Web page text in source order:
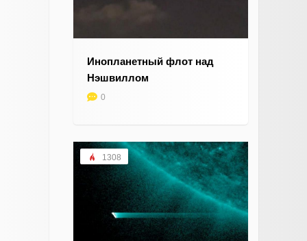
Инопланетный флот над
Нэшвиллом
0
1308